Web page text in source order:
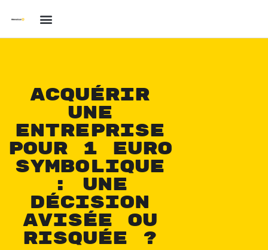
Acquérir
une
entreprise
pour 1 euro
symbolique
: une
décision
avisée ou
risquée ?